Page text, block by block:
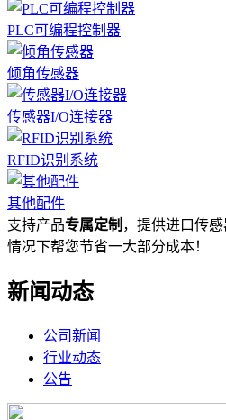
PLC可编程控制器
倾角传感器
传感器I/O连接器
RFID识别系统
其他配件
支持产品专属定制 ，提供进口传
情况下帮您节省一大部分成本！
新闻动态
公司新闻
行业动态
公告